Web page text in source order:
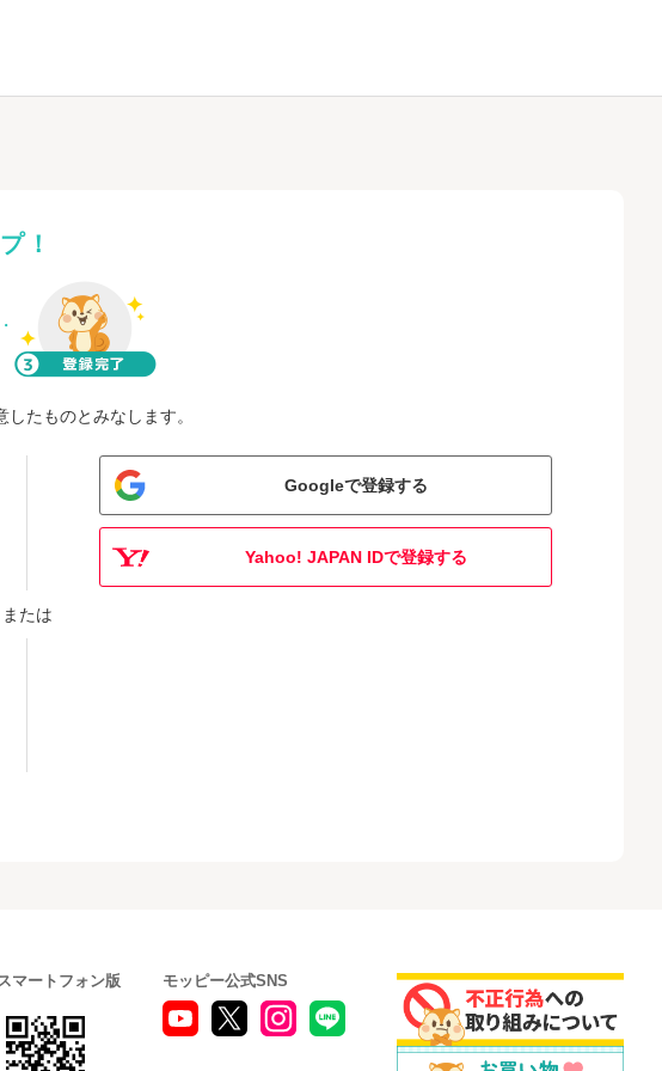
！
したものとみなします。
Googleで登録する
Yahoo! JAPAN IDで登録する
マートフォン版 モッピー公式SNS